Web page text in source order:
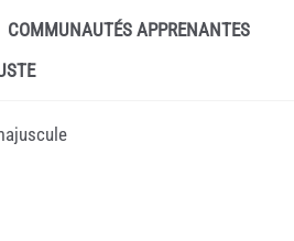
COMMUNAUTÉS APPRENANTES